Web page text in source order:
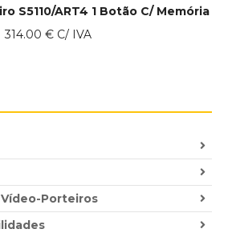
S5110/ART4 1 Botão C/ Memória
314.00 € C/ IVA
Porteiros